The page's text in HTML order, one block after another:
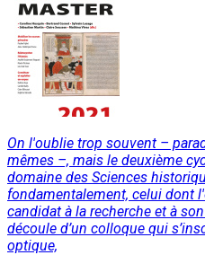
On l'oublie trop souvent –
mêmes –, mais le deuxième
domaine des Sciences
fondamentalement, celui dont
candidat à la recherche et à
découle d’un colloque qui
optique,